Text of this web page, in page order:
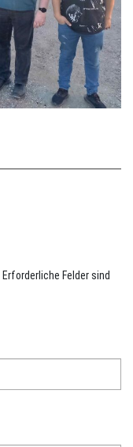
Erforderliche Felder sind